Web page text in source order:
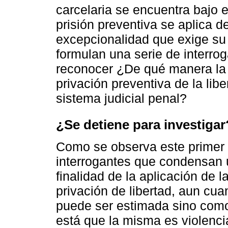
carcelaria se encuentra bajo
prisión preventiva se aplica
excepcionalidad que exige
formulan una serie de
reconocer ¿De qué manera
privación preventiva de la
sistema judicial penal?
¿Se detiene para
Como se observa este
interrogantes que
finalidad de la aplicación de
privación de libertad, aun
puede ser estimada sino
está que la misma es